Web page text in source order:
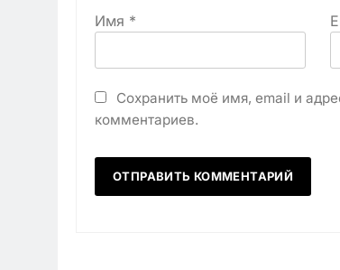
Имя *
Сохранить моё имя, email и
комментариев.